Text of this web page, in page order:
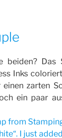
beiden? Das
Inks
zarten
ein paar
from
I just